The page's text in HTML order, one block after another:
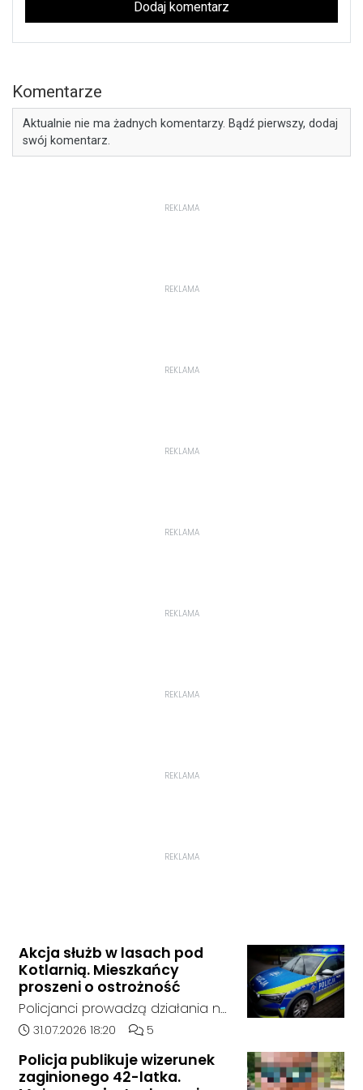
Dodaj komentarz
Komentarze
Aktualnie nie ma żadnych komentarzy. Bądź pierwszy, dodaj
swój komentarz.
REKLAMA
REKLAMA
REKLAMA
REKLAMA
REKLAMA
REKLAMA
REKLAMA
REKLAMA
REKLAMA
Akcja służb w lasach pod
Kotlarnią. Mieszkańcy
proszeni o ostrożność
Policjanci prowadzą działania na
terenie kompleksów leśnych w
nam się ustalić, funkcjonariusze
Data dodania artykułu:
31.07.2026 18:20 Liczba komentarzy artykułu:
5
Policja publikuje wizerunek
zaginionego 42-latka.